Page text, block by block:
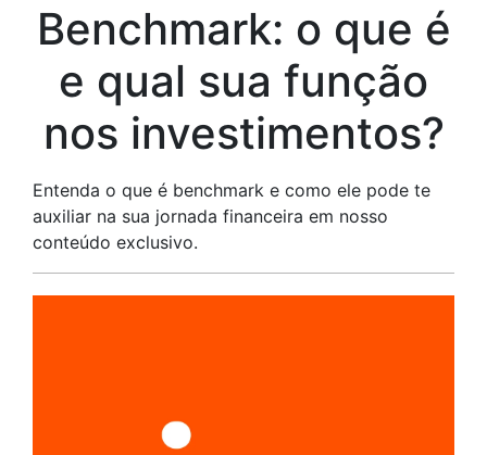
Benchmark: o que é
e qual sua função
nos investimentos?
Entenda o que é benchmark e como ele pode te
auxiliar na sua jornada financeira em nosso
conteúdo exclusivo.